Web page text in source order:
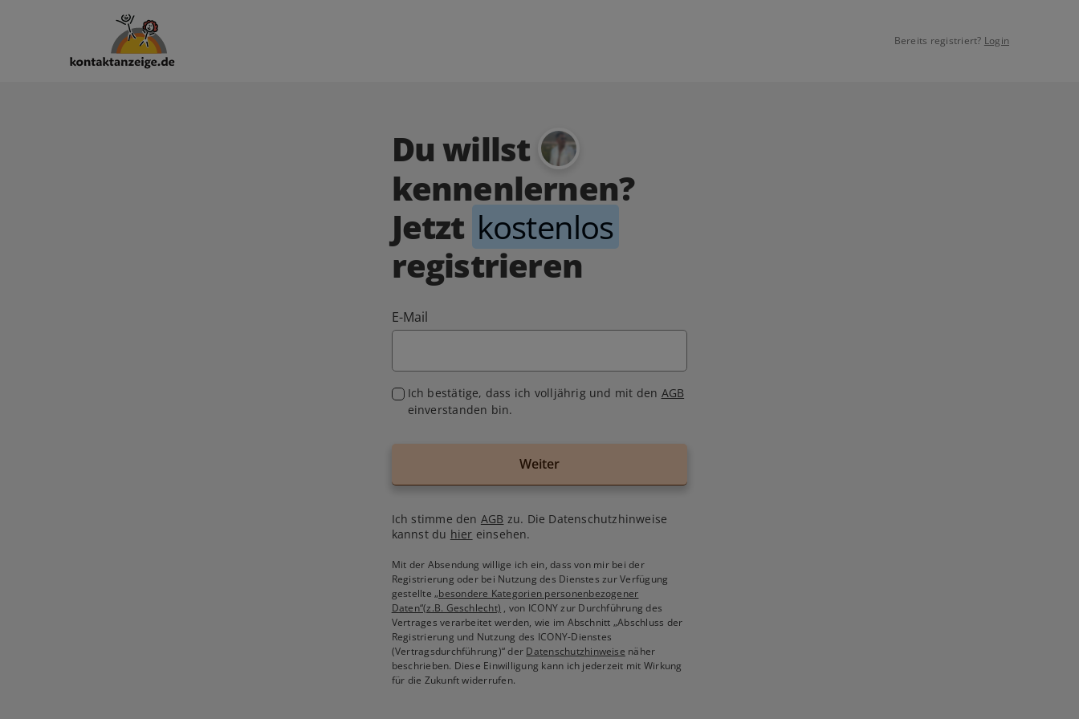
Bereits registriert? Login
Du willst
kennenlernen?
Jetzt kostenlos
registrieren
E-Mail
Ich bestätige, dass ich volljährig und mit den AGB
einverstanden bin.
Weiter
Ich stimme den AGB zu. Die Datenschutzhinweise
kannst du hier einsehen.
Mit der Absendung willige ich ein, dass von mir bei der
Registrierung oder bei Nutzung des Dienstes zur Verfügung
gestellte„besondere Kategorien personenbezogener
Daten“(z.B. Geschlecht) , von ICONY zur Durchführung des
Vertrages verarbeitet werden, wie im Abschnitt „Abschluss der
Registrierung und Nutzung des ICONY-Dienstes
(Vertragsdurchführung)“ der Datenschutzhinweise näher
beschrieben. Diese Einwilligung kann ich jederzeit mit Wirkung
für die Zukunft widerrufen.